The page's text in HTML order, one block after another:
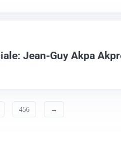
Jean-Guy Akpa
456 →